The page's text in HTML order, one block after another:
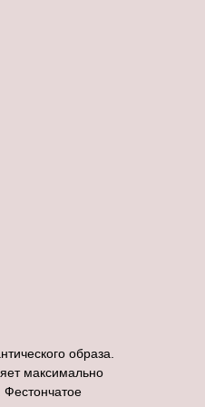
образа.
максимально
Фестончатое